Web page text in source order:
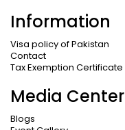
Information
Visa policy of Pakistan
Contact
Tax Exemption Certificate
Media Center
Blogs